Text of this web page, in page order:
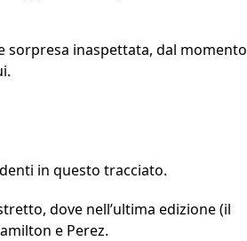
sorpresa inaspettata, dal momento
in questo tracciato.
dove nell’ultima edizione (il
e Perez.